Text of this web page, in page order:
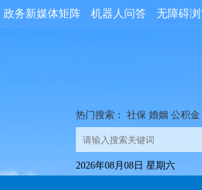
无障碍
机器人问答
政务新媒体矩阵
热门搜索： 社保 婚姻 公积金
2026年08月08日 星期六